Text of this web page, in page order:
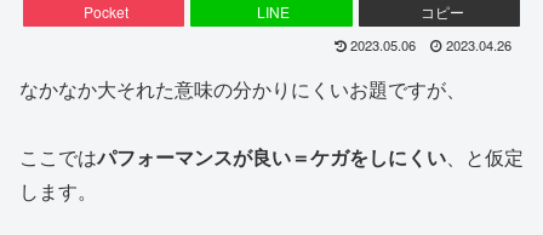
Pocket LINE コピー
2023.05.06 2023.04.26
なかなか大それた意味の分かりにくいお題ですが、
ここではパフォーマンスが良い＝ケガをしにくい、と仮定
します。